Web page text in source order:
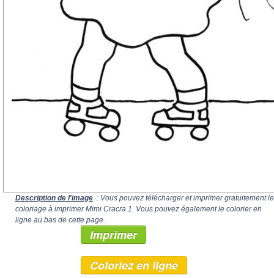
Description de l'image : Vous pouvez télécharger et imprimer gratuitement le
coloriage à imprimer Mimi Cracra 1. Vous pouvez également le colorier en
ligne au bas de cette page.
Imprimer
Coloriez en ligne